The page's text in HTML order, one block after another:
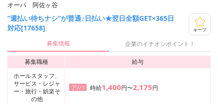
オーパ 阿佐ヶ谷
“週払い待ちナシ”が普通♪日払い★翌日全額GET×365日
対応[17658]
キープ
募集情報 企業のイチオシポイント！
募集職種
給与
ホールスタッフ、
サービス・レジャ
ー・旅行・娯楽そ
の他
ア/パ 時給1,400円〜2,175円